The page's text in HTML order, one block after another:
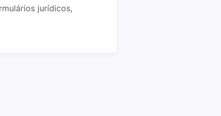
jurídicos,